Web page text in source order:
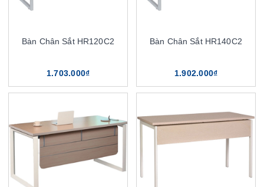
Bàn Chân Sắt HR120C2
1.703.000₫
Bàn Chân Sắt HR140C2
1.902.000₫